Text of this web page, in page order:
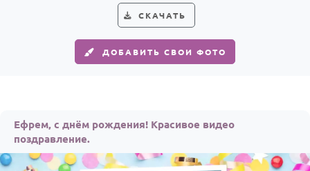
СКАЧАТЬ
ДОБАВИТЬ СВОИ ФОТО
Ефрем, с днём рождения! Красивое видео
поздравление.